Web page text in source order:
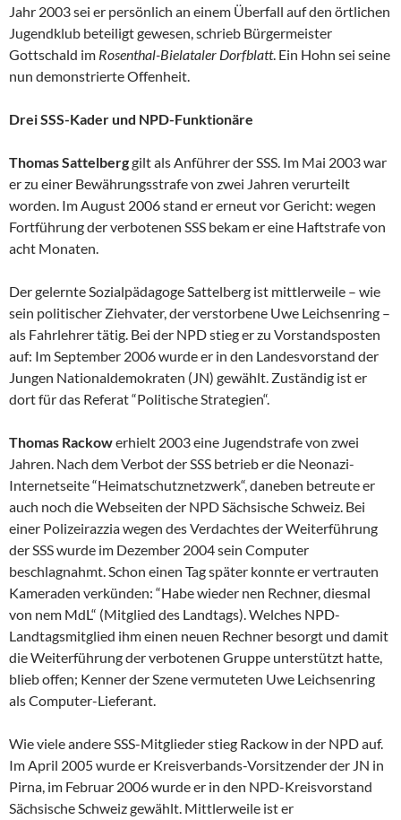
Jahr 2003 sei er persönlich an einem Überfall auf den örtlichen
Jugendklub beteiligt gewesen, schrieb Bürgermeister
Gottschald im Rosenthal-Bielataler Dorfblatt. Ein Hohn sei seine
nun demonstrierte Offenheit.
Drei SSS-Kader und NPD-Funktionäre
Thomas Sattelberggilt als Anführer der SSS. Im Mai 2003 war
er zu einer Bewährungsstrafe von zwei Jahren verurteilt
worden. Im August 2006 stand er erneut vor Gericht: wegen
Fortführung der verbotenen SSS bekam er eine Haftstrafe von
acht Monaten.
Der gelernte Sozialpädagoge Sattelberg ist mittlerweile – wie
sein politischer Ziehvater, der verstorbene Uwe Leichsenring –
als Fahrlehrer tätig. Bei der NPD stieg er zu Vorstandsposten
auf: Im September 2006 wurde er in den Landesvorstand der
Jungen Nationaldemokraten (JN) gewählt. Zuständig ist er
dort für das Referat “Politische Strategien“.
Thomas Rackowerhielt 2003 eine Jugendstrafe von zwei
Jahren. Nach dem Verbot der SSS betrieb er die Neonazi-
Internetseite “Heimatschutznetzwerk“, daneben betreute er
auch noch die Webseiten der NPD Sächsische Schweiz. Bei
einer Polizeirazzia wegen des Verdachtes der Weiterführung
der SSS wurde im Dezember 2004 sein Computer
beschlagnahmt. Schon einen Tag später konnte er vertrauten
Kameraden verkünden: “Habe wieder nen Rechner, diesmal
von nem MdL“ (Mitglied des Landtags). Welches NPD-
Landtagsmitglied ihm einen neuen Rechner besorgt und damit
die Weiterführung der verbotenen Gruppe unterstützt hatte,
blieb offen; Kenner der Szene vermuteten Uwe Leichsenring
als Computer-Lieferant.
Wie viele andere SSS-Mitglieder stieg Rackow in der NPD auf.
Im April 2005 wurde er Kreisverbands-Vorsitzender der JN in
Pirna, im Februar 2006 wurde er in den NPD-Kreisvorstand
Sächsische Schweiz gewählt. Mittlerweile ist er